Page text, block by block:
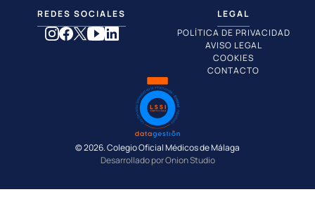
REDES SOCIALES
LEGAL
POLÍTICA DE PRIVACIDAD
AVISO LEGAL
COOKIES
CONTACTO
© 2026. Colegio Oficial Médicos de Málaga
Desarrollado por Onion Studio